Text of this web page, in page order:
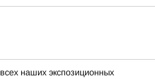
наших экспозиционных